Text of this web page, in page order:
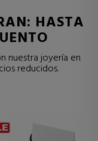
HASTA
nuestra joyería en
reducidos.